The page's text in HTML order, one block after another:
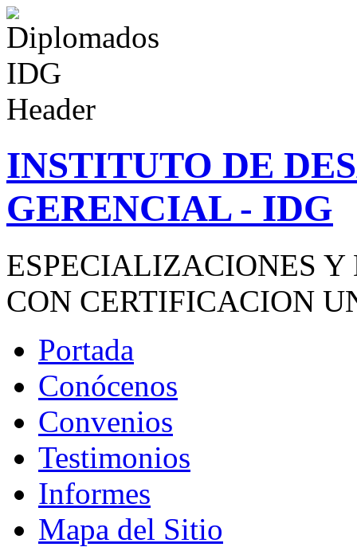
INSTITUTO DE
GERENCIAL - IDG
ESPECIALIZACIONES
CON CERTIFICACION
Portada
Conócenos
Convenios
Testimonios
Informes
Mapa del Sitio